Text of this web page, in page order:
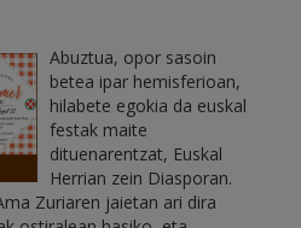
Abuztua, opor sasoin
betea ipar hemisferioan,
hilabete egokia da euskal
festak maite
dituenarentzat, Euskal
Herrian zein Diasporan.
Zuriaren jaietan ari dira